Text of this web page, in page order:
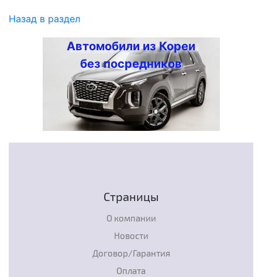
Назад в раздел
Автомобили из Кореи
без посредников
Страницы
О компании
Новости
Договор/Гарантия
Оплата